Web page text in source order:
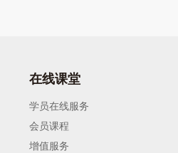
在线课堂
学员在线服务
会员课程
增值服务